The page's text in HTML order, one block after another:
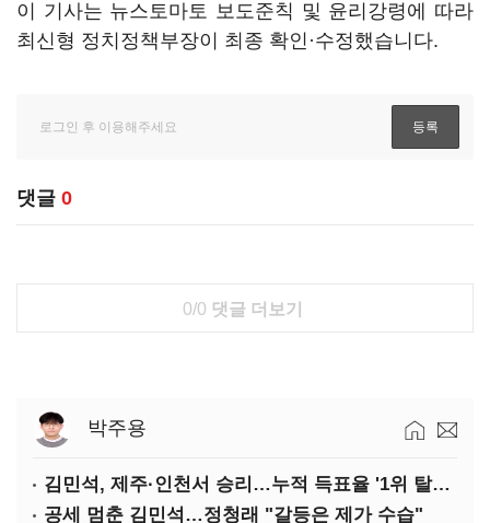
이 기사는 뉴스토마토 보도준칙 및 윤리강령에 따라
최신형 정치정책부장이 최종 확인·수정했습니다.
댓글 0
0/0 댓글 더보기
박주용
김민석, 제주·인천서 승리…누적 득표율 '1위 탈환'(종합)
공세 멈춘 김민석…정청래 "갈등은 제가 수습"